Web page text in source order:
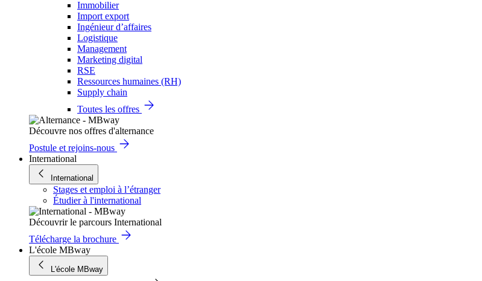
Immobilier
Import export
Ingénieur d’affaires
Logistique
Management
Marketing digital
RSE
Ressources humaines (RH)
Supply chain
Toutes les offres
Découvre nos offres d'alternance
Postule et rejoins-nous
International
International
Stages et emploi à l’étranger
Étudier à l'international
Découvrir le parcours International
Télécharge la brochure
L'école MBway
L'école MBway